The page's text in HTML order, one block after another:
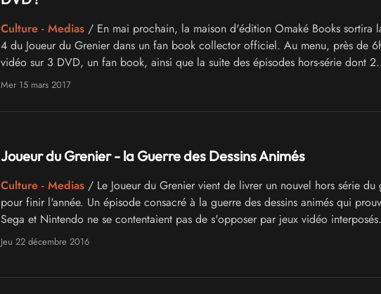
Culture - Medias/ En mai prochain, la maison d'édition Omaké Books sortira
4 du Joueur du Grenier dans un fan book collector officiel. Au menu, près de
vidéo sur 3 DVD, un fan book, ainsi que la suite des épisodes hors-série dont 2
épisodes totalement inédits et de nombreux bonus !
Mer 15 mars 2017
Joueur du Grenier - la Guerre des Dessins Animés
Culture - Medias/ Le Joueur du Grenier vient de livrer un nouvel hors série du
pour finir l'année. Un épisode consacré à la guerre des dessins animés qui
Sega et Nintendo ne se contentaient pas de s'opposer par jeux vidéo interposés.
Jeu 22 décembre 2016